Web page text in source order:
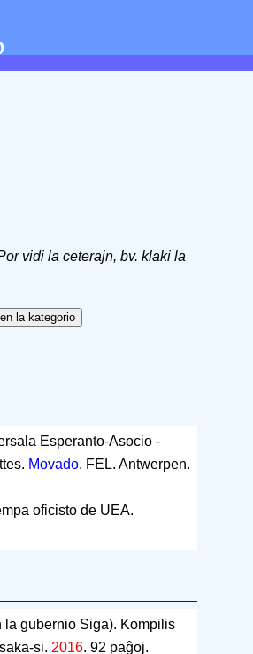
vidi la ceterajn, bv. klaki la
Esperanto-Asocio -
Movado. FEL. Antwerpen.
oficisto de UEA.
la gubernio Siga). Kompilis
si. 2016. 92 paĝoj.